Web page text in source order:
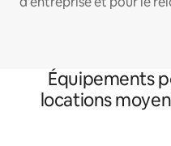
Équipements
locations